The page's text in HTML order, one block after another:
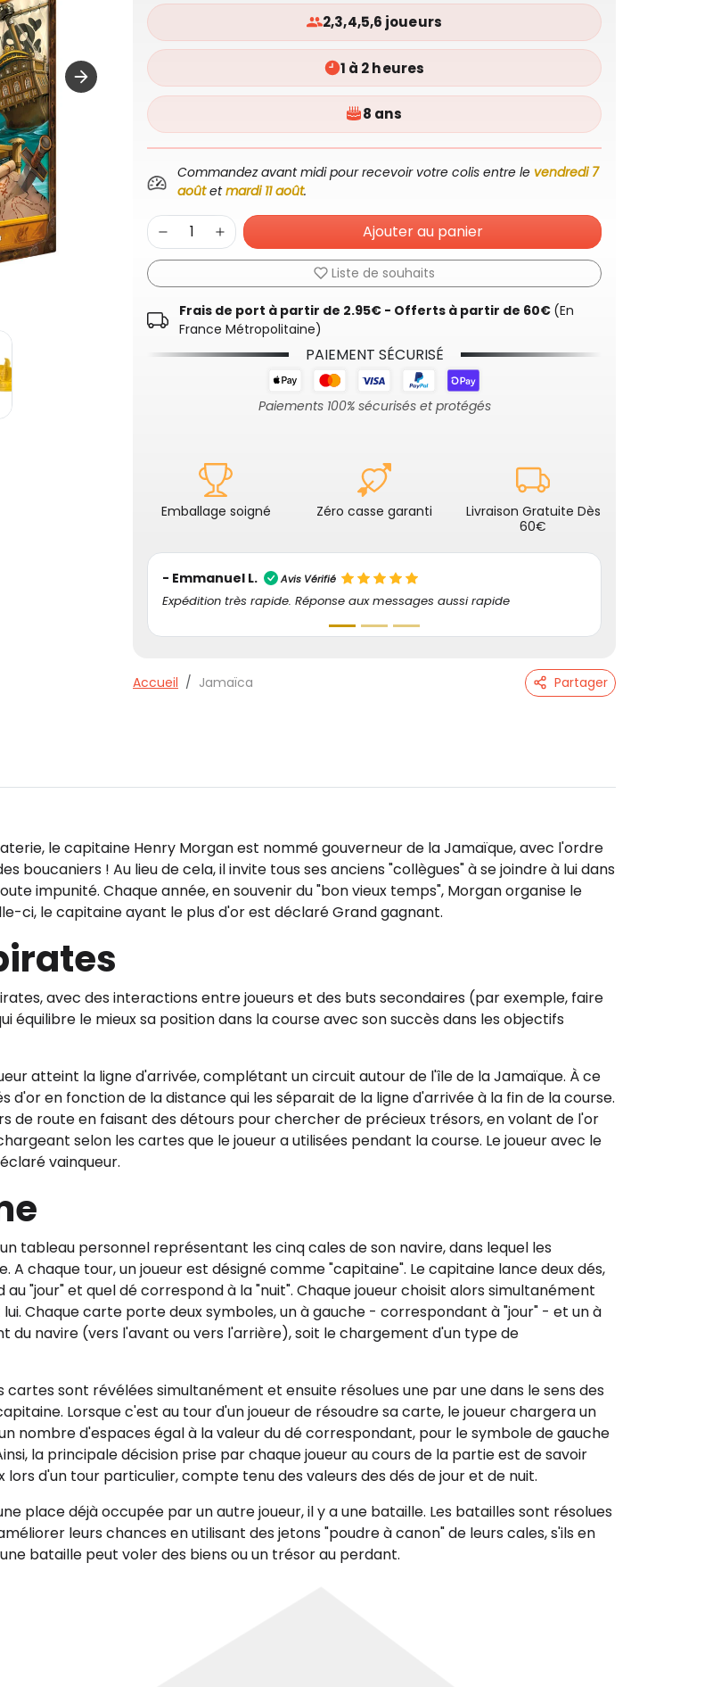
2,3,4,5,6 joueurs
1 à 2 heures
8 ans
Commandez avant midi pour recevoir votre colis entre le vendredi 7
aoûtetmardi 11 août.
Ajouter au panier
Liste de souhaits
Frais de port à partir de 2.95€ - Offerts à partir de 60€ (En
France Métropolitaine)
PAIEMENT SÉCURISÉ
Paiements 100% sécurisés et protégés
Emballage soigné Zéro casse garanti
Livraison Gratuite Dès
60€
- Maria S. Avis Vérifié
Très bon site de jeux,j'ai profité de promotions de 20 réduction sur les
Partager
le capitaine Henry Morgan est nommé gouverneur de la Jamaïque, avec l'ordre
! Au lieu de cela, il invite tous ses anciens "collègues" à se joindre à lui dans
impunité. Chaque année, en souvenir du "bon vieux temps", Morgan organise le
avec des interactions entre joueurs et des buts secondaires (par exemple, faire
le mieux sa position dans la course avec son succès dans les objectifs
atteint la ligne d'arrivée, complétant un circuit autour de l'île de la Jamaïque. À ce
en fonction de la distance qui les séparait de la ligne d'arrivée à la fin de la course.
de route en faisant des détours pour chercher de précieux trésors, en volant de l'or
selon les cartes que le joueur a utilisées pendant la course. Le joueur avec le
tableau personnel représentant les cinq cales de son navire, dans lequel les
chaque tour, un joueur est désigné comme "capitaine". Le capitaine lance deux dés,
"jour" et quel dé correspond à la "nuit". Chaque joueur choisit alors simultanément
Chaque carte porte deux symboles, un à gauche - correspondant à "jour" - et un à
du navire (vers l'avant ou vers l'arrière), soit le chargement d'un type de
sont révélées simultanément et ensuite résolues une par une dans le sens des
Lorsque c'est au tour d'un joueur de résoudre sa carte, le joueur chargera un
nombre d'espaces égal à la valeur du dé correspondant, pour le symbole de gauche
la principale décision prise par chaque joueur au cours de la partie est de savoir
place déjà occupée par un autre joueur, il y a une bataille. Les batailles sont résolues
leurs chances en utilisant des jetons "poudre à canon" de leurs cales, s'ils en